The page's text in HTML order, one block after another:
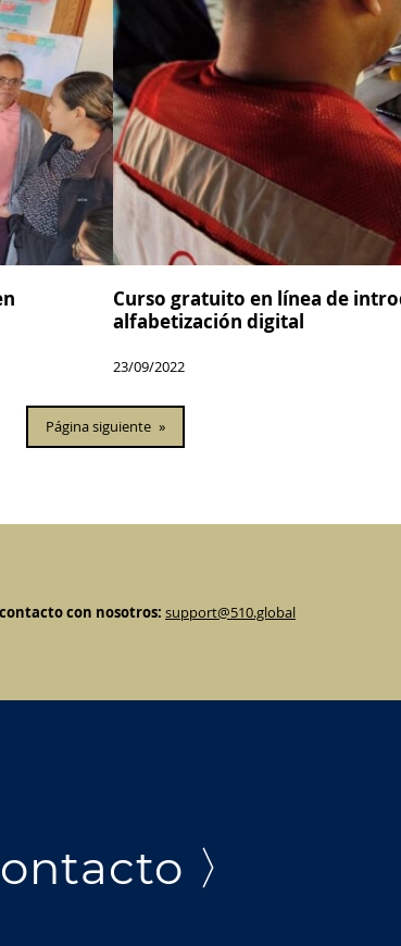
Curso gratuito en línea de
alfabetización digital
23/09/2022
Página siguiente »
con nosotros: support@510.global
〉